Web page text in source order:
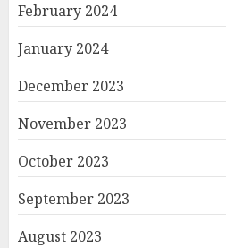
February 2024
January 2024
December 2023
November 2023
October 2023
September 2023
August 2023